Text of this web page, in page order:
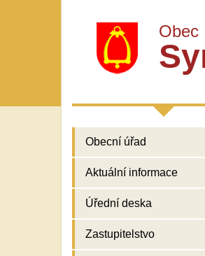
Obec
Obecní úřad
Aktuální informace
Úřední deska
Zastupitelstvo